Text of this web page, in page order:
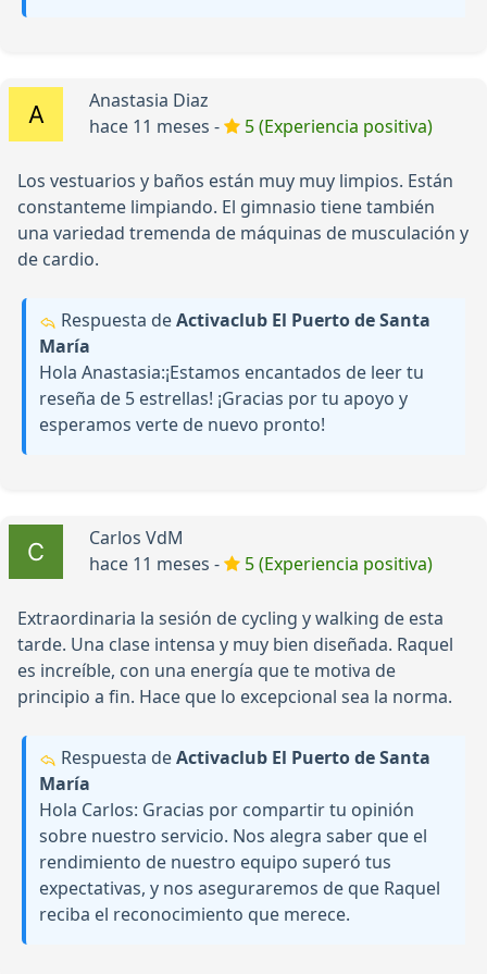
Anastasia Diaz
hace 11 meses -
5 (Experiencia positiva)
Los vestuarios y baños están muy muy limpios. Están
constanteme limpiando. El gimnasio tiene también
una variedad tremenda de máquinas de musculación y
de cardio.
Respuesta deActivaclub El Puerto de Santa
María
Hola Anastasia:¡Estamos encantados de leer tu
reseña de 5 estrellas! ¡Gracias por tu apoyo y
esperamos verte de nuevo pronto!
Carlos VdM
hace 11 meses -
5 (Experiencia positiva)
Extraordinaria la sesión de cycling y walking de esta
tarde. Una clase intensa y muy bien diseñada. Raquel
es increíble, con una energía que te motiva de
principio a fin. Hace que lo excepcional sea la norma.
Respuesta deActivaclub El Puerto de Santa
María
Hola Carlos: Gracias por compartir tu opinión
sobre nuestro servicio. Nos alegra saber que el
rendimiento de nuestro equipo superó tus
expectativas, y nos aseguraremos de que Raquel
reciba el reconocimiento que merece.